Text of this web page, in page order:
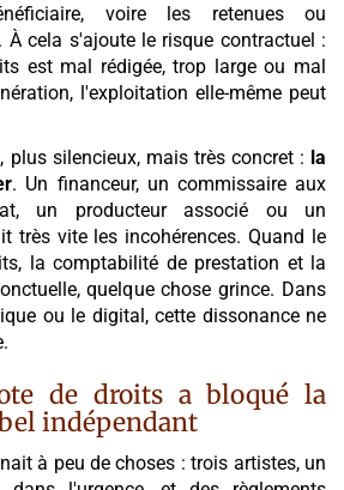
voire les retenues ou
À cela s'ajoute le risque contractuel :
est mal rédigée, trop large ou mal
l'exploitation elle-même peut
plus silencieux, mais très concret : la
. Un financeur, un commissaire aux
un producteur associé ou un
très vite les incohérences. Quand le
la comptabilité de prestation et la
quelque chose grince. Dans
ou le digital, cette dissonance ne
de droits a bloqué la
indépendant
à peu de choses : trois artistes, un